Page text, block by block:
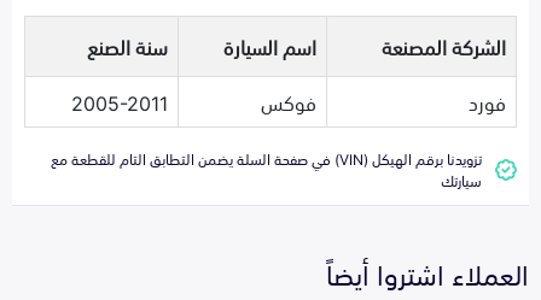
الشركة المصنعة اسم السيارة
سنة الصنع
فورد
فوكس 2005-2011
تزويدنا برقم الهيكل (VIN) في صفحة السلة يضمن التطابق التام للقطعة مع
سيارتك
العملاء اشتروا أيضاً